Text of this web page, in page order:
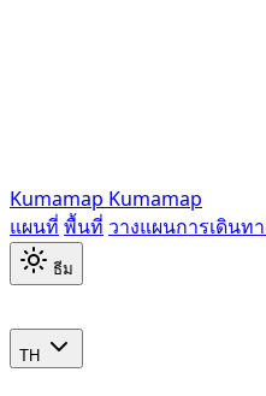
Kumamap Kumamap
แผนที่ พื้นที่ วางแผนการเดินท
ธีม
TH